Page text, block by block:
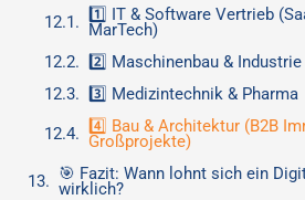
1️⃣ IT & Software Vertrieb
MarTech)
2️⃣ Maschinenbau & Industrie
3️⃣ Medizintechnik & Pharma
4️⃣ Bau & Architektur (B2B
Großprojekte)
🎯 Fazit: Wann lohnt sich ein
wirklich?